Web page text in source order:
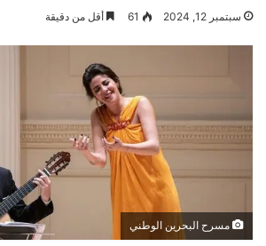
سبتمبر 12, 2024 61 أقل من دقيقة
مسرح البحرين الوطني